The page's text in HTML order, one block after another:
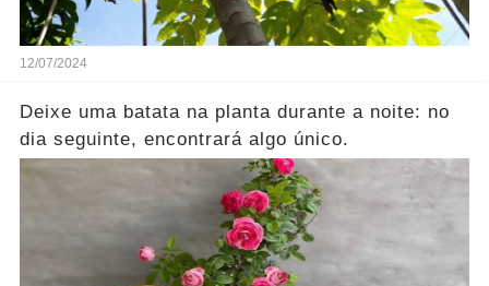
12/07/2024
Deixe uma batata na planta durante a noite: no
dia seguinte, encontrará algo único.